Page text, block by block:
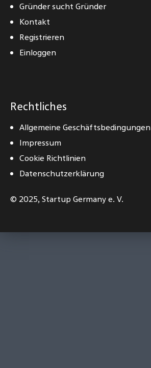
Gründer sucht Gründer
Kontakt
Registrieren
Einloggen
Rechtliches
Allgemeine Geschäftsbedingungen
Impressum
Cookie Richtlinien
Datenschutzerklärung
© 2025,Startup Germany e. V.